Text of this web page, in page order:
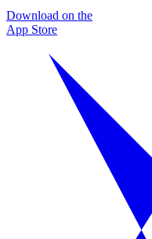
Download on the
App Store